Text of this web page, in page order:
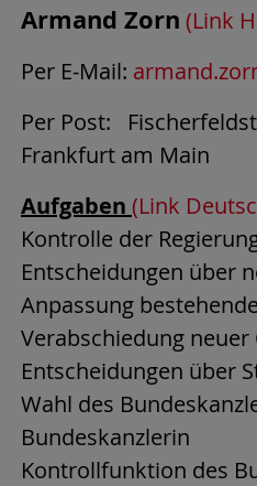
Armand Zorn (Link
Per E-Mail:
Per Post:
Frankfurt am Main
Aufgaben (Link
Kontrolle der
Entscheidungen über
Anpassung
Verabschiedung neuer
Entscheidungen über
Wahl des
Bundeskanzlerin
Kontrollfunktion des